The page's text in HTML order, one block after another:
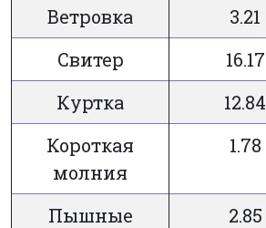
Ветровка
3.21
Свитер
16.17
Куртка
12.84
Короткая
молния
1.78
Пышные
2.85